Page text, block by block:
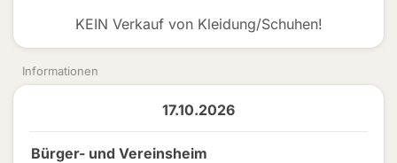
KEIN Verkauf von Kleidung/Schuhen!
Informationen
17.10.2026
Bürger- und Vereinsheim